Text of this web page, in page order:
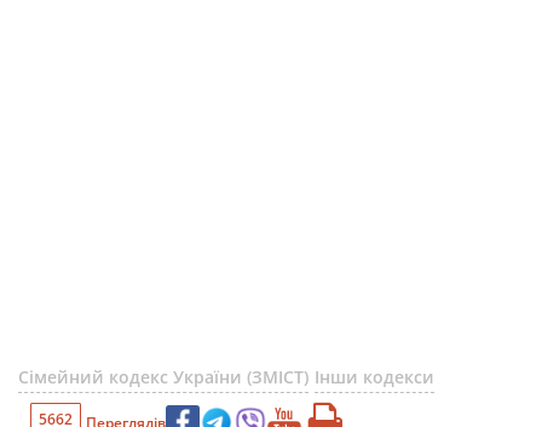
Сімейний кодекс України (ЗМІСТ) Інши кодекси
5662 Переглядів